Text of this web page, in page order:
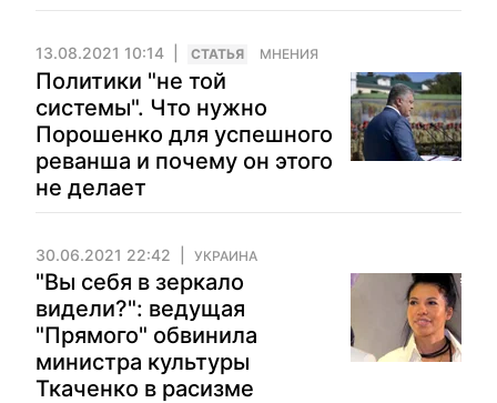
13.08.2021 10:14 CТАТЬЯ МНЕНИЯ
Политики "не той
системы". Что нужно
Порошенко для успешного
реванша и почему он этого
не делает
30.06.2021 22:42 УКРАИНА
"Вы себя в зеркало
видели?": ведущая
"Прямого" обвинила
министра культуры
Ткаченко в расизме